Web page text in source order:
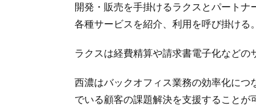
開発・販売を手掛けるラクスとパート
各種サービスを紹介、利用を呼び掛ける。
ラクスは経費精算や請求書電子化などの
西濃はバックオフィス業務の効率化に
でいる顧客の課題解決を支援することが